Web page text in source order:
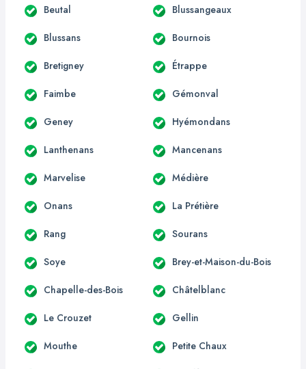
Beutal Blussangeaux
Blussans Bournois
Bretigney Étrappe
Faimbe Gémonval
Geney Hyémondans
Lanthenans Mancenans
Marvelise Médière
Onans La Prétière
Rang Sourans
Soye Brey-et-Maison-du-Bois
Chapelle-des-Bois Châtelblanc
Le Crouzet Gellin
Mouthe Petite Chaux